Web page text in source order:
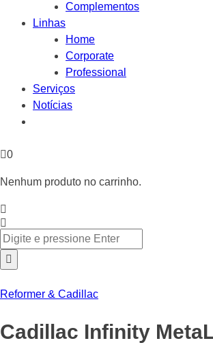
Complementos
Linhas
Home
Corporate
Professional
Serviços
Notícias
0
Nenhum produto no carrinho.
Reformer & Cadillac
Cadillac Infinity